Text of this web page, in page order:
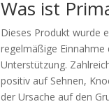
Was ist
Dieses Produkt wurde
regelmäßige
Unterstützung.
positiv auf Sehnen,
der Ursache auf den